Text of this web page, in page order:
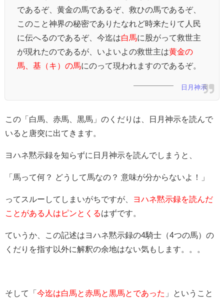
であるぞ、黄金の馬であるぞ、救ひの馬であるぞ、
このこと神界の秘密でありたなれど時来たりて人民
に伝へるのであるぞ、今迄は白馬に股がって救世主
が現れたのであるが、いよいよの救世主は黄金の
馬、基（キ）の馬にのって現われますのであるぞ。
日月神示
この「白馬、赤馬、黒馬」のくだりは、日月神示を読んで
いると唐突に出てきます。
ヨハネ黙示録を知らずに日月神示を読んでしまうと、
「馬って何？ どうして馬なの？ 意味が分からないよ！」
ってスルーしてしまいがちですが、
ヨハネ黙示録を読んだ
ことがある人はピンとくるはずです。
ていうか、この記述はヨハネ黙示録の4騎士（4つの馬）の
くだりを指す以外に解釈の余地はない気もします。。。
そして「 今迄は白馬と赤馬と黒馬とであった 」ということ